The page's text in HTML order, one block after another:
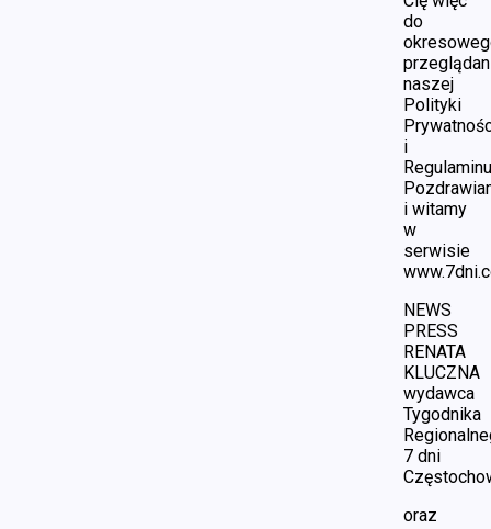
do
naszej
Polityki
i
i witamy
w
serwisie
NEWS
PRESS
RENATA
KLUCZNA
wydawca
Tygodnika
7 dni
oraz